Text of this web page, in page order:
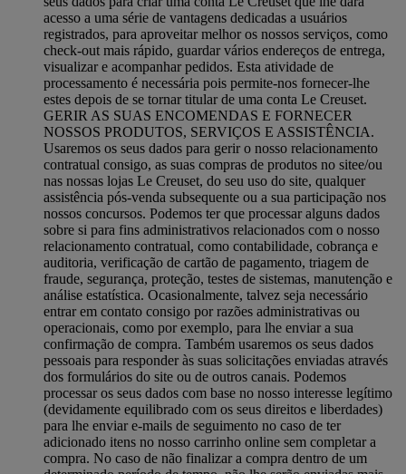
acesso a uma série de vantagens dedicadas a usuários
registrados, para aproveitar melhor os nossos serviços, como
check-out mais rápido, guardar vários endereços de entrega,
visualizar e acompanhar pedidos. Esta atividade de
processamento é necessária pois permite-nos fornecer-lhe
estes depois de se tornar titular de uma conta Le Creuset.
GERIR AS SUAS ENCOMENDAS E FORNECER
NOSSOS PRODUTOS, SERVIÇOS E ASSISTÊNCIA.
Usaremos os seus dados para gerir o nosso relacionamento
contratual consigo, as suas compras de produtos no sitee/ou
nas nossas lojas Le Creuset, do seu uso do site, qualquer
assistência pós-venda subsequente ou a sua participação nos
nossos concursos. Podemos ter que processar alguns dados
sobre si para fins administrativos relacionados com o nosso
relacionamento contratual, como contabilidade, cobrança e
auditoria, verificação de cartão de pagamento, triagem de
fraude, segurança, proteção, testes de sistemas, manutenção e
análise estatística. Ocasionalmente, talvez seja necessário
entrar em contato consigo por razões administrativas ou
operacionais, como por exemplo, para lhe enviar a sua
confirmação de compra. Também usaremos os seus dados
pessoais para responder às suas solicitações enviadas através
dos formulários do site ou de outros canais. Podemos
processar os seus dados com base no nosso interesse legítimo
(devidamente equilibrado com os seus direitos e liberdades)
para lhe enviar e-mails de seguimento no caso de ter
adicionado itens no nosso carrinho online sem completar a
compra. No caso de não finalizar a compra dentro de um